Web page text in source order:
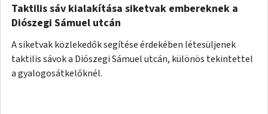
Taktilis sáv kialakítása siketvak embereknek a
Diószegi Sámuel utcán
A siketvak közlekedők segítése érdekében létesüljenek
taktilis sávok a Diószegi Sámuel utcán, különös tekintettel
a gyalogosátkelőknél.